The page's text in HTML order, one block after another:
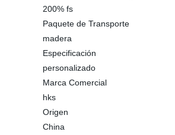
200% fs
Paquete de Transporte
madera
Especificación
personalizado
Marca Comercial
hks
Origen
China